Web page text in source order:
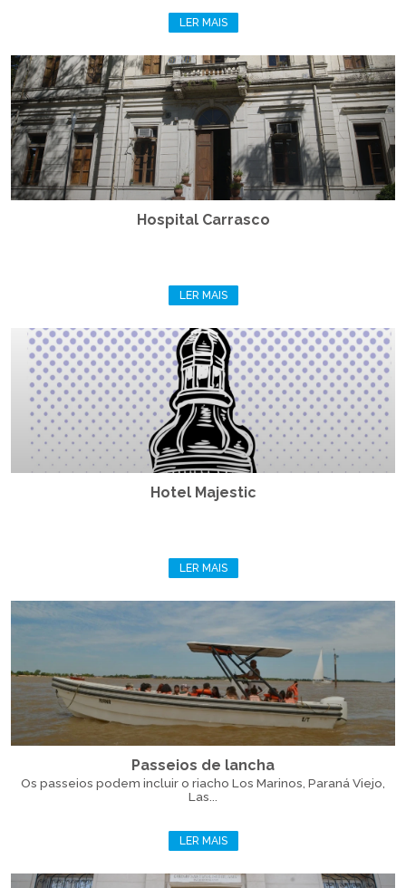
LER MAIS
Hospital Carrasco
LER MAIS
Hotel Majestic
LER MAIS
Passeios de lancha
Os passeios podem incluir o riacho Los Marinos, Paraná Viejo,
Las...
LER MAIS